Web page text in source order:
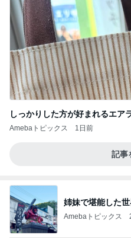
しっかりした方が好まれるエア
Amebaトピックス 1日前
記事
姉妹で堪能した
Amebaトピックス